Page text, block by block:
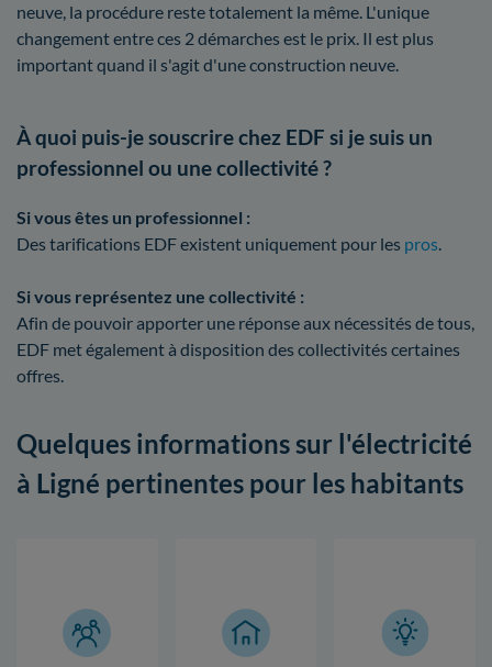
neuve, la procédure reste totalement la même. L'unique
changement entre ces 2 démarches est le prix. Il est plus
important quand il s'agit d'une construction neuve.
À quoi puis-je souscrire chez EDF si je suis un
professionnel ou une collectivité ?
Si vous êtes un professionnel :
Des tarifications EDF existent uniquement pour les pros.
Si vous représentez une collectivité :
Afin de pouvoir apporter une réponse aux nécessités de tous,
EDF met également à disposition des collectivités certaines
offres.
Quelques informations sur l'électricité
à Ligné pertinentes pour les habitants